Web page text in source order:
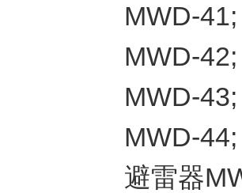
MWD-
MWD-
MWD-
MWD-
避雷器